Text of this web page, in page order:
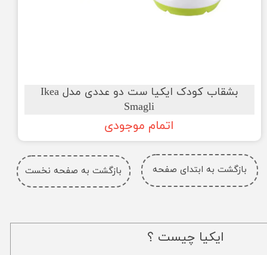
بشقاب کودک ایکیا ست دو عددی مدل Ikea
Smagli
اتمام موجودی
بازگشت به صفحه نخست بازگشت به ابتدای صفحه
ایکیا چیست ؟